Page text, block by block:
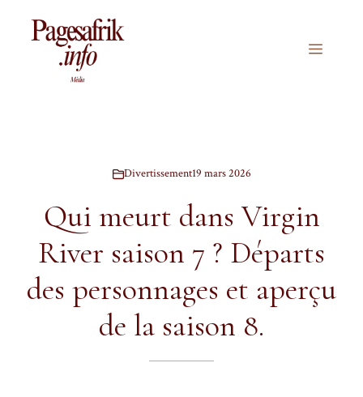
Menu
Divertissement19 mars 2026
Qui meurt dans Virgin
River saison 7 ? Départs
des personnages et aperçu
de la saison 8.